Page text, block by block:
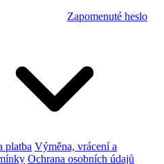
Zapomenuté heslo
platba Výměna, vrácení a
Ochrana osobních údajů